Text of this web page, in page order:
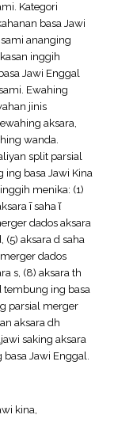
Kategori
basa Jawi
ananging
inggih
Jawi Enggal
Ewahing
jinis
aksara,
wanda.
split parsial
basa Jawi Kina
menika: (1)
ī saha ῐ
dados aksara
(5) aksara d saha
dados
s, (8) aksara th
tembung ing basa
parsial merger
aksara dh
saking aksara
Jawi Enggal.
kina,